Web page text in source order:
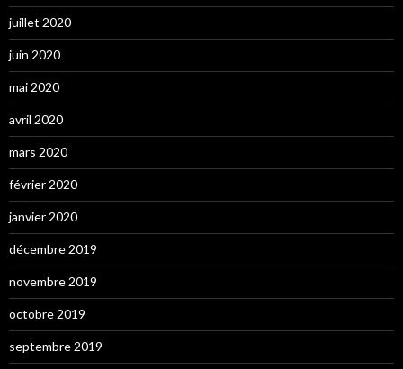
juillet 2020
juin 2020
mai 2020
avril 2020
mars 2020
février 2020
janvier 2020
décembre 2019
novembre 2019
octobre 2019
septembre 2019